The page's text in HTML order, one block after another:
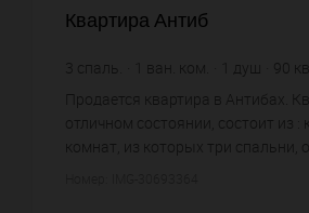
Квартира Антиб
3 спаль. ван. ком. душ 90
цена за кв.м.
Продается квартира в Антибах.
отличном состоянии, состоит из :
комнат, из которых три спальни,